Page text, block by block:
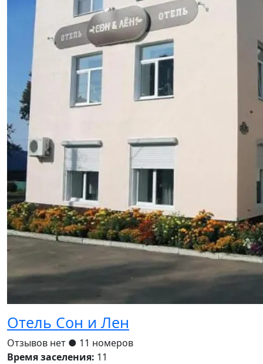
Отель Сон и Лен
Отзывов нет ● 11 номеров
Время заселения: 11